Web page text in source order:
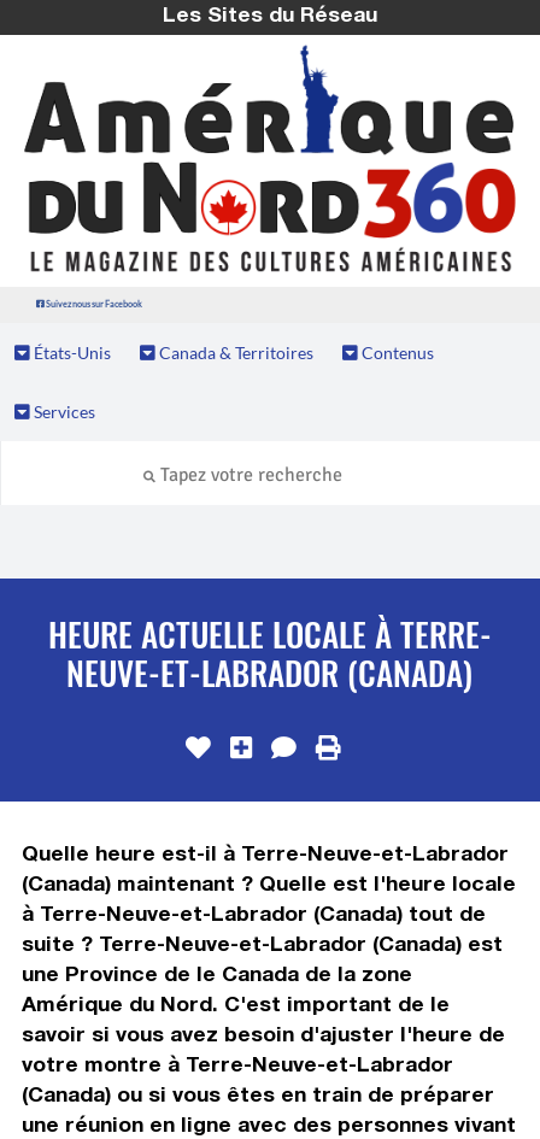
Les Sites du Réseau
Suivez nous sur Facebook
États-Unis Canada & Territoires Contenus
Services
HEURE ACTUELLE LOCALE À TERRE-
NEUVE-ET-LABRADOR (CANADA)
Quelle heure est-il à Terre-Neuve-et-Labrador
(Canada) maintenant ? Quelle est l'heure locale
à Terre-Neuve-et-Labrador (Canada) tout de
suite ? Terre-Neuve-et-Labrador (Canada) est
une Province de le Canada de la zone
Amérique du Nord. C'est important de le
savoir si vous avez besoin d'ajuster l'heure de
votre montre à Terre-Neuve-et-Labrador
(Canada) ou si vous êtes en train de préparer
une réunion en ligne avec des personnes vivant